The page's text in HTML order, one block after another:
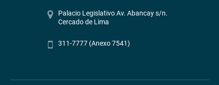
Palacio Legislativo Av. Abancay s/n.
Cercado de Lima
311-7777 (Anexo 7541)